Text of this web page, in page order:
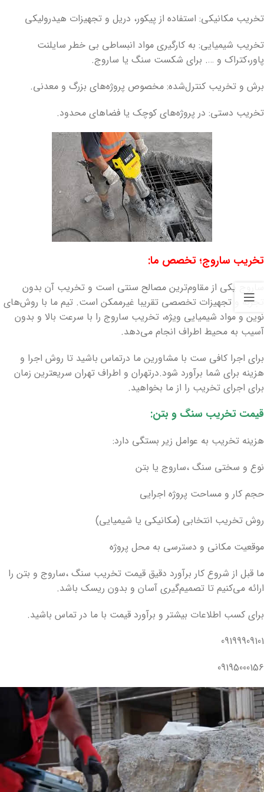
تخریب مکانیکی: استفاده از پیکور، دریل و تجهیزات هیدرولیکی
تخریب شیمیایی: به کارگیری مواد انبساطی بی خطر سایلنت
پاور،کتراک و …. برای شکست سنگ یا ساروج.
برش و تخریب کنترل‌شده: مخصوص پروژه‌های بزرگ و معدنی.
تخریب دستی: در پروژه‌های کوچک یا فضاهای محدود.
تخریب ساروج؛ تخصص ما:
ساروج یکی از مقاوم‌ترین مصالح سنتی است و تخریب آن بدون
تجربه و تجهیزات تخصصی تقریبا غیرممکن است. تیم ما با روش‌های
نوین و مواد شیمیایی ویژه، تخریب ساروج را با سرعت بالا و بدون
آسیب به محیط اطراف انجام می‌دهد.
برای اجرا کافی ست با مشاورین ما درتماس باشید تا روش اجرا و
هزینه برای شما برآورد شود.درتهران و اطراف تهران سریعترین زمان
برای اجرای تخریب را از ما بخواهید.
قیمت تخریب سنگ و بتن:
هزینه تخریب به عوامل زیر بستگی دارد:
نوع و سختی سنگ ،ساروج یا بتن
حجم کار و مساحت پروژه اجرایی
روش تخریب انتخابی (مکانیکی یا شیمیایی)
موقعیت مکانی و دسترسی به محل پروژه
ما قبل از شروع کار برآورد دقیق قیمت تخریب سنگ ،ساروج و بتن را
ارائه می‌کنیم تا تصمیم‌گیری آسان و بدون ریسک باشد.
برای کسب اطلاعات بیشتر و برآورد قیمت با ما در تماس باشید.
09199909101
09195000156